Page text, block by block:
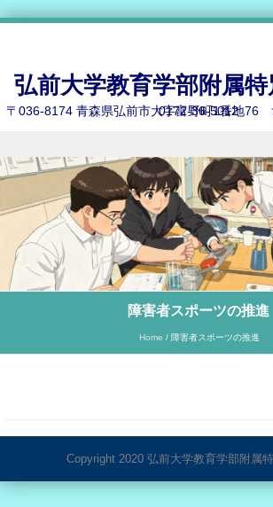
弘前大学教育学部附属
〒036-8174 青森県弘前市大字富野町1番地76 ℡ 0172-36-5011 Fax 0172-36-5012
Skip to content
障害者スポーツの推進
Home / 障害者スポーツの推進
Copyright 2020 弘前大学教育学部附属